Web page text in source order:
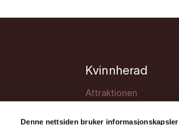
Denne nettsiden bruker informasjonskapsler
Kvinnherad
Attraktionen